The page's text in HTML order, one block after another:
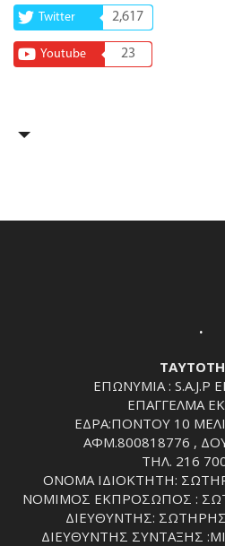
Twitter 2,617
Youtube 23
.
ΕΠΩΝΥΜΙΑ : S.A.J.P
ΕΠΑΓΓΕΛΜΑ
ΕΔΡΑ:ΠΟΝΤΟΥ 10
ΑΦΜ.800818776 ,
ΤΗΛ. 216
ΟΝΟΜΑ ΙΔΙΟΚΤΗΤΗ:
ΝΟΜΙΜΟΣ ΕΚΠΡΟΣΩΠΟΣ :
ΔΙΕΥΘΥΝΤΗΣ:
ΔΙΕΥΘΥΝΤΗΣ ΣΥΝΤΑΞΗΣ